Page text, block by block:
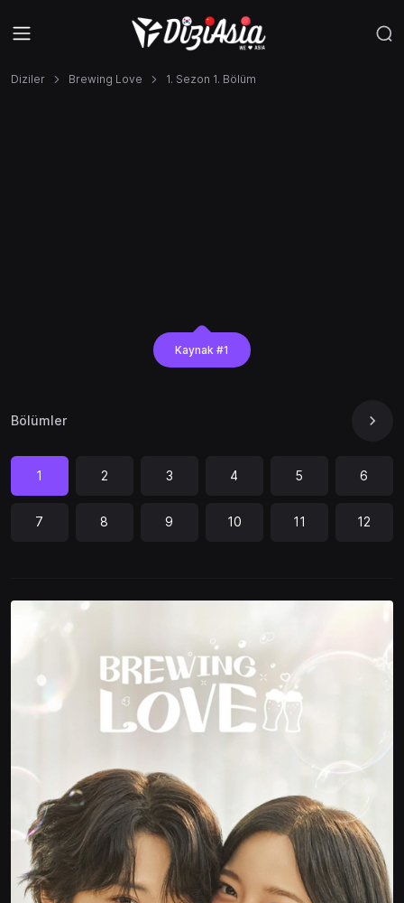
Diziler Brewing Love 1. Sezon 1. Bölüm
Kaynak #1
Bölümler
1 2 3 4 5 6
7 8 9 10 11 12